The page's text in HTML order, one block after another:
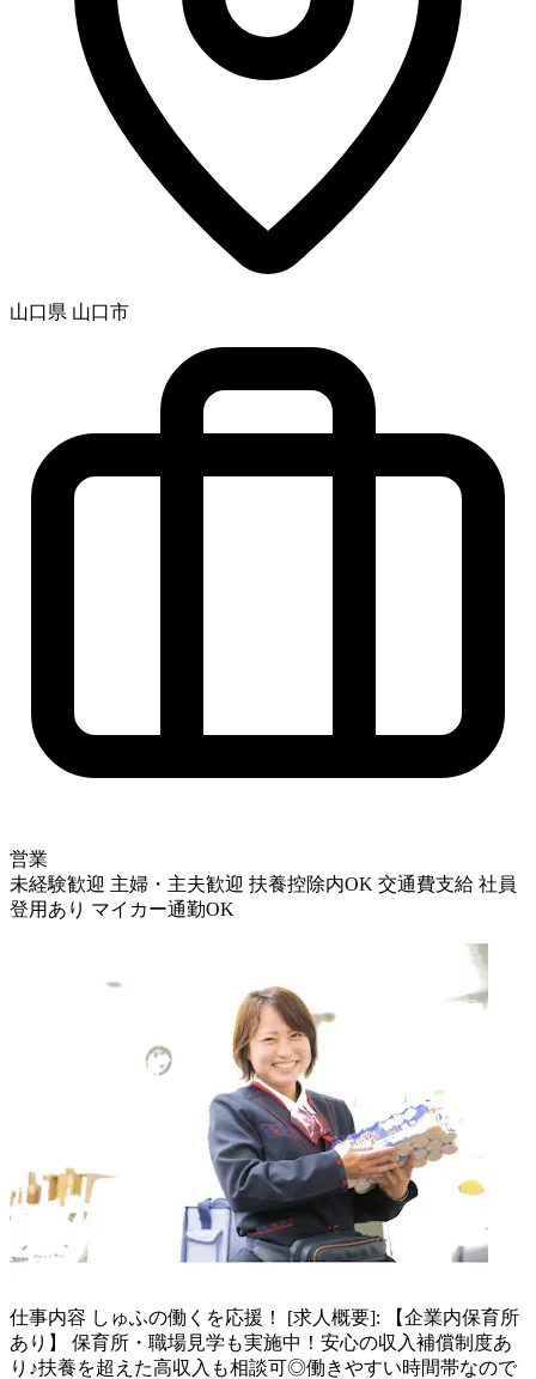
山口県 山口市
営業
未経験歓迎 主婦・主夫歓迎 扶養控除内OK 交通費支給 社員
登用あり マイカー通勤OK
仕事内容 しゅふの働くを応援！ [求人概要]: 【企業内保育所
あり】 保育所・職場見学も実施中！安心の収入補償制度あ
り♪扶養を超えた高収入も相談可◎働きやすい時間帯なので